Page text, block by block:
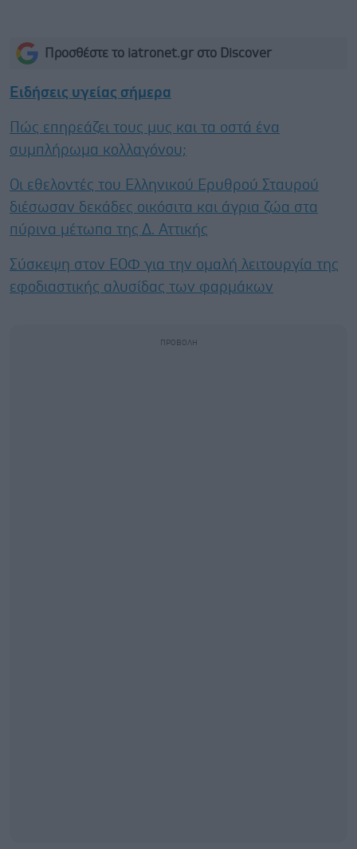
Προσθέστε το iatronet.gr στο Discover
Ειδήσεις υγείας σήμερα
Πώς επηρεάζει τους μυς και τα οστά ένα
συμπλήρωμα κολλαγόνου;
Οι εθελοντές του Ελληνικού Ερυθρού Σταυρού
διέσωσαν δεκάδες οικόσιτα και άγρια ζώα στα
πύρινα μέτωπα της Δ. Αττικής
Σύσκεψη στον ΕΟΦ για την ομαλή λειτουργία της
εφοδιαστικής αλυσίδας των φαρμάκων